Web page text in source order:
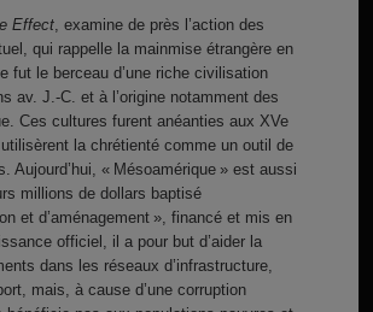
Effect, examine de près l’action des
qui rappelle la mainmise étrangère en
fut le berceau d’une riche civilisation
av. J.-C. et à l’origine notamment des
Ces cultures furent anéanties aux XVe
la chrétienté comme un outil de
« Mésoamérique » est aussi
millions de dollars baptisé
et d’aménagement », financé et mis en
officiel, il a pour but d’aider la
dans les réseaux d’infrastructure,
mais, à cause d’une corruption